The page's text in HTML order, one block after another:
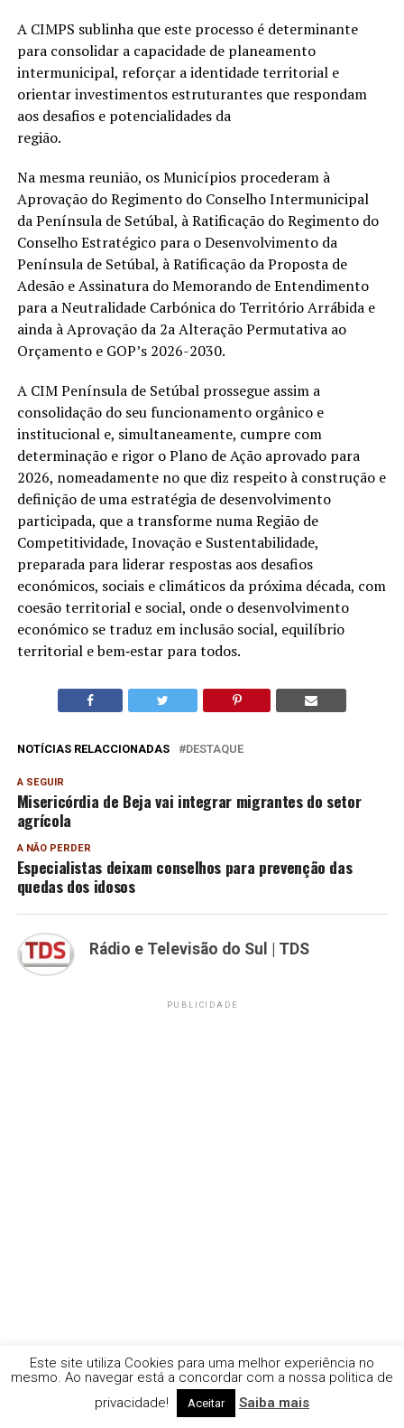
A CIMPS sublinha que este processo é determinante
para consolidar a capacidade de planeamento
intermunicipal, reforçar a identidade territorial e
orientar investimentos estruturantes que respondam
aos desafios e potencialidades da
região.
Na mesma reunião, os Municípios procederam à
Aprovação do Regimento do Conselho Intermunicipal
da Península de Setúbal, à Ratificação do Regimento do
Conselho Estratégico para o Desenvolvimento da
Península de Setúbal, à Ratificação da Proposta de
Adesão e Assinatura do Memorando de Entendimento
para a Neutralidade Carbónica do Território Arrábida e
ainda à Aprovação da 2a Alteração Permutativa ao
Orçamento e GOP’s 2026-2030.
A CIM Península de Setúbal prossegue assim a
consolidação do seu funcionamento orgânico e
institucional e, simultaneamente, cumpre com
determinação e rigor o Plano de Ação aprovado para
2026, nomeadamente no que diz respeito à construção e
definição de uma estratégia de desenvolvimento
participada, que a transforme numa Região de
Competitividade, Inovação e Sustentabilidade,
preparada para liderar respostas aos desafios
económicos, sociais e climáticos da próxima década, com
coesão territorial e social, onde o desenvolvimento
económico se traduz em inclusão social, equilíbrio
territorial e bem‐estar para todos.
NOTÍCIAS RELACCIONADAS DESTAQUE
A SEGUIR
Misericórdia de Beja vai integrar migrantes do setor
agrícola
A NÃO PERDER
Especialistas deixam conselhos para prevenção das
quedas dos idosos
Rádio e Televisão do Sul | TDS
PUBLICIDADE
Este site utiliza Cookies para uma melhor experiência no
mesmo. Ao navegar está a concordar com a nossa politica de
privacidade!
Aceitar Saiba mais